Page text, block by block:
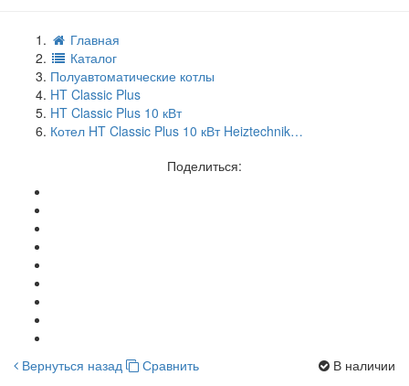
Главная
Каталог
Полуавтоматические котлы
HT Classic Plus
HT Classic Plus 10 кВт
Котел HT Classic Plus 10 кВт Heiztechnik…
Поделиться:
Вернуться назад Сравнить В наличии